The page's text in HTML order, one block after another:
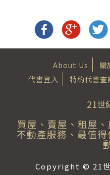
About Us 關
代書登入
特約代書查
21世
買屋、賣屋、租屋
不動產服務、最值
Copyright © 21